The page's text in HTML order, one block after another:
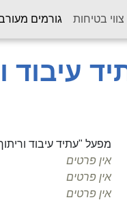
צווי בטיחות גורמים
עיבוד
מפעל "עתיד עיבוד
אין פרטים
אין פרטים
אין פרטים